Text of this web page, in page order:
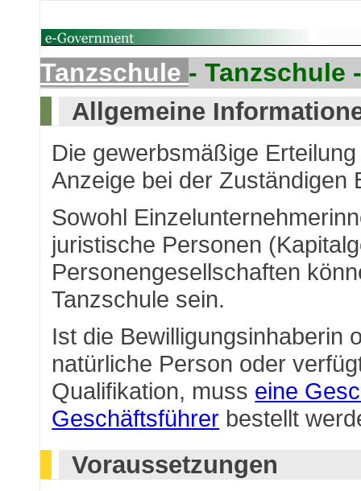
Tanzschule - Tanzschule
Allgemeine
Die gewerbsmäßige
Anzeige bei der Zuständigen
Sowohl
juristische Personen
Personengesellschaften
Tanzschule sein.
Ist die Bewilligungsinhaberin
natürliche Person oder
Qualifikation, muss eine
Geschäftsführer bestellt
Voraussetzungen